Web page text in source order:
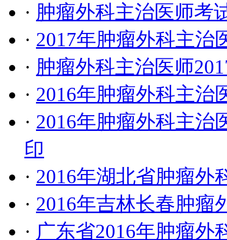
· 肿瘤外科主治医师考
· 2017年肿瘤外科主治
· 肿瘤外科主治医师
· 2016年肿瘤外科主治
· 2016年肿瘤外科主治
印
· 2016年湖北省肿瘤外
· 2016年吉林长春肿瘤
· 广东省2016年肿瘤外